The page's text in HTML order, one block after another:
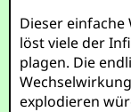
Dieser einfache
löst viele der
plagen. Die
explodieren